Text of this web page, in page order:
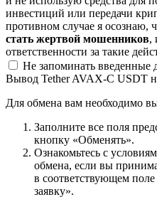
инвестиций или передачи
противном случае я осознаю,
стать жертвой мошенников,
ответственности за такие
Не запоминать введенные
Вывод Tether AVAX-C USDT
Для обмена вам необходимо
Заполните все поля
кнопку «Обменять».
Ознакомьтесь с
обмена, если вы
в соответствующем
заявку».